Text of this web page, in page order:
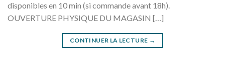
disponibles en 10 min (si commande avant 18h).
OUVERTURE PHYSIQUE DU MAGASIN […]
CONTINUER LA LECTURE →